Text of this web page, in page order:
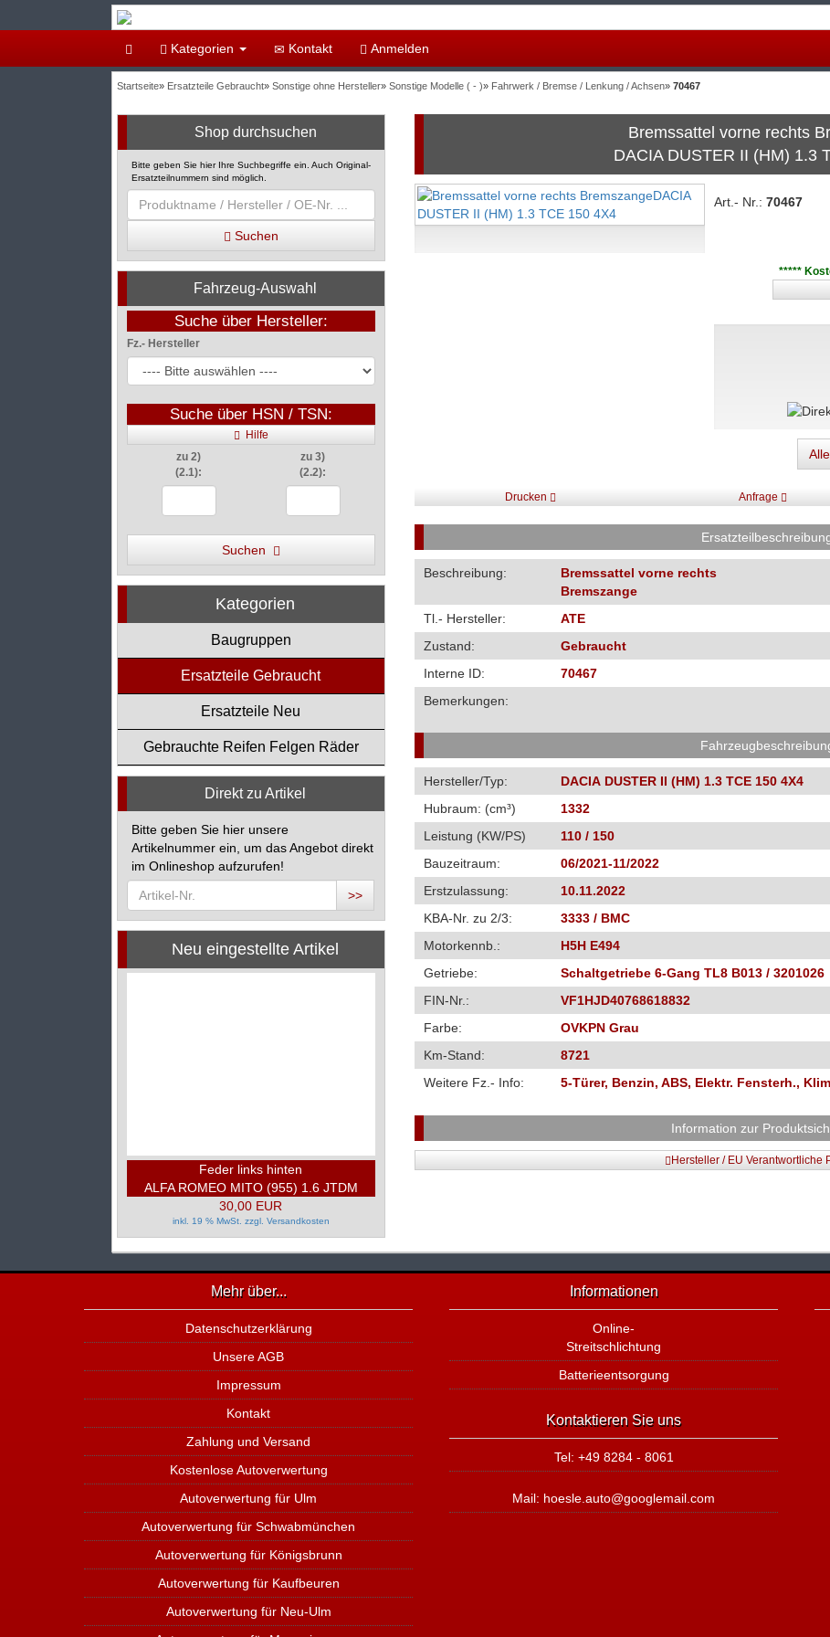
Kategorien Kontakt Anmelden
Startseite» Ersatzteile Gebraucht» Sonstige ohne Hersteller» Sonstige Modelle ( - )» Fahrwerk / Bremse / Lenkung / Achsen» 70467
Shop durchsuchen
Bitte geben Sie hier Ihre Suchbegriffe ein. Auch Original-
Ersatzteilnummern sind möglich.
Suchen
Fahrzeug-Auswahl
Suche über Hersteller:
Fz.- Hersteller
Suche über HSN / TSN:
Hilfe
zu 2)
(2.1):
zu 3)
(2.2):
Suchen
Kategorien
Baugruppen
Ersatzteile Gebraucht
Ersatzteile Neu
Gebrauchte Reifen Felgen Räder
Direkt zu Artikel
Bitte geben Sie hier unsere
Artikelnummer ein, um das Angebot direkt
im Onlineshop aufzurufen!
>>
Neu eingestellte Artikel
Feder links hinten
ALFA ROMEO MITO (955) 1.6 JTDM
30,00 EUR
inkl. 19 % MwSt. zzgl. Versandkosten
Bremssattel vorne rechts
DACIA DUSTER II (HM) 1.3
Art.- Nr.: 70467
*****
Drucken Anfrage
Beschreibung:
Bremssattel vorne rechts
Bremszange
Tl.- Hersteller:
ATE
Zustand:
Gebraucht
Interne ID:
70467
Bemerkungen:
Hersteller/Typ:
DACIA DUSTER II (HM) 1.3 TCE 150 4X4
Hubraum: (cm³)
1332
Leistung (KW/PS)
110 / 150
Bauzeitraum:
06/2021-11/2022
Erstzulassung:
10.11.2022
KBA-Nr. zu 2/3:
3333 / BMC
Motorkennb.:
H5H E494
Getriebe:
Schaltgetriebe 6-Gang TL8 B013 / 3201026
FIN-Nr.:
VF1HJD40768618832
Farbe:
OVKPN Grau
Km-Stand:
8721
Weitere Fz.- Info:
5-Türer, Benzin, ABS, Elektr. Fensterh.,
Information zur
Hersteller / EU Verantwortliche
Mehr über...
Datenschutzerklärung
Unsere AGB
Impressum
Kontakt
Zahlung und Versand
Kostenlose Autoverwertung
Autoverwertung für Ulm
Autoverwertung für Schwabmünchen
Autoverwertung für Königsbrunn
Autoverwertung für Kaufbeuren
Autoverwertung für Neu-Ulm
Informationen
Online-
Streitschlichtung
Batterieentsorgung
Kontaktieren Sie uns
Tel: +49 8284 - 8061
Mail: hoesle.auto@googlemail.com